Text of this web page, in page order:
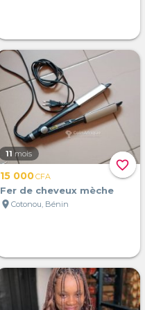
favorite_border
11 mois
15 000CFA
Fer de cheveux mèche
location_on Cotonou, Bénin